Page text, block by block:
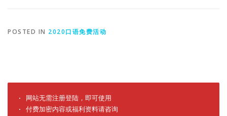
POSTED IN 2020口语免费活动
· 网站无需注册登陆，即可使用
· 付费加密内容或福利资料请咨询